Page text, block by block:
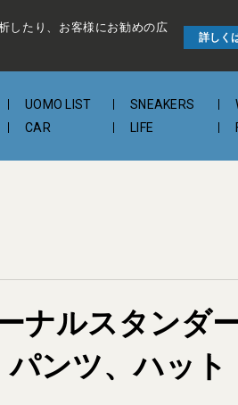
したり、お客様にお勧めの広
詳しく
UOMO LIST SNEAKERS
CAR LIFE
ナルスタンダ
ンツ、ハット